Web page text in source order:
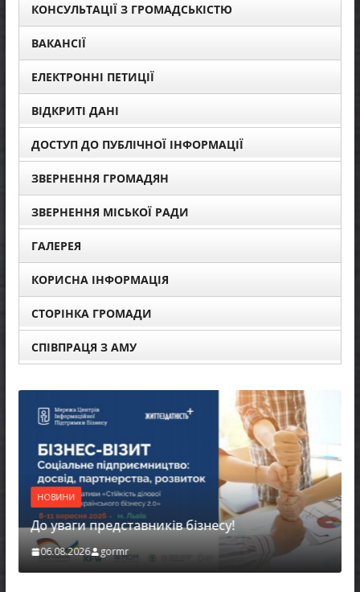
КОНСУЛЬТАЦІЇ З ГРОМАДСЬКІСТЮ
ВАКАНСІЇ
ЕЛЕКТРОННІ ПЕТИЦІЇ
ВІДКРИТІ ДАНІ
ДОСТУП ДО ПУБЛІЧНОЇ ІНФОРМАЦІЇ
ЗВЕРНЕННЯ ГРОМАДЯН
ЗВЕРНЕННЯ МІСЬКОЇ РАДИ
ГАЛЕРЕЯ
КОРИСНА ІНФОРМАЦІЯ
СТОРІНКА ГРОМАДИ
СПІВПРАЦЯ З АМУ
НОВИНИ
До уваги представників бізнесу!
06.08.2026 gormr